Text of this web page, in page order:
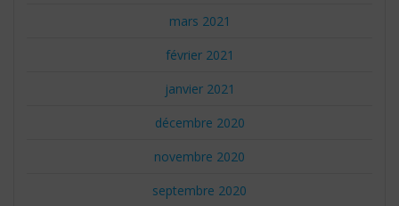
mars 2021
février 2021
janvier 2021
décembre 2020
novembre 2020
septembre 2020